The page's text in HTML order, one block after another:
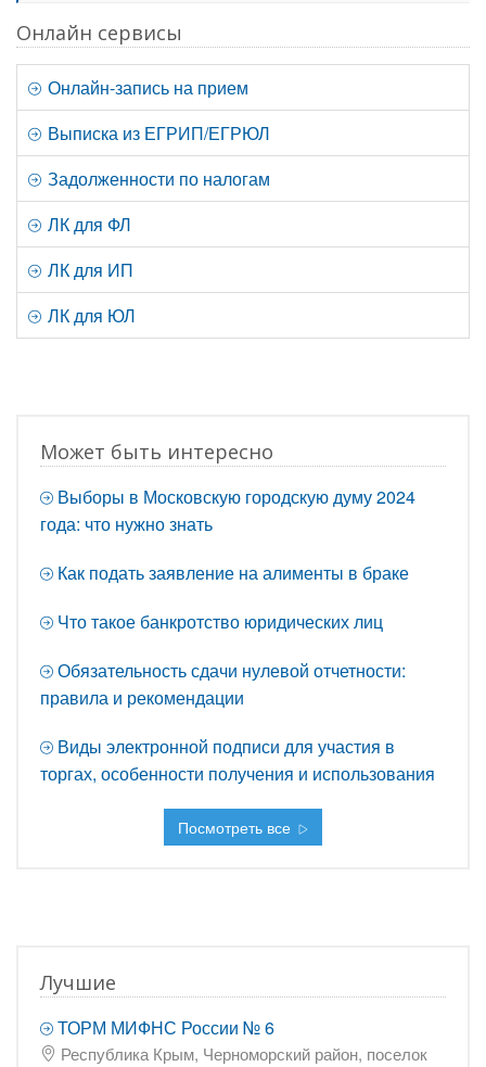
Онлайн сервисы
Онлайн-запись на прием
Выписка из ЕГРИП/ЕГРЮЛ
Задолженности по налогам
ЛК для ФЛ
ЛК для ИП
ЛК для ЮЛ
Может быть интересно
Выборы в Московскую городскую думу 2024
года: что нужно знать
Как подать заявление на алименты в браке
Что такое банкротство юридических лиц
Обязательность сдачи нулевой отчетности:
правила и рекомендации
Виды электронной подписи для участия в
торгах, особенности получения и использования
Посмотреть все
Лучшие
ТОРМ МИФНС России № 6
Республика Крым, Черноморский район, поселок